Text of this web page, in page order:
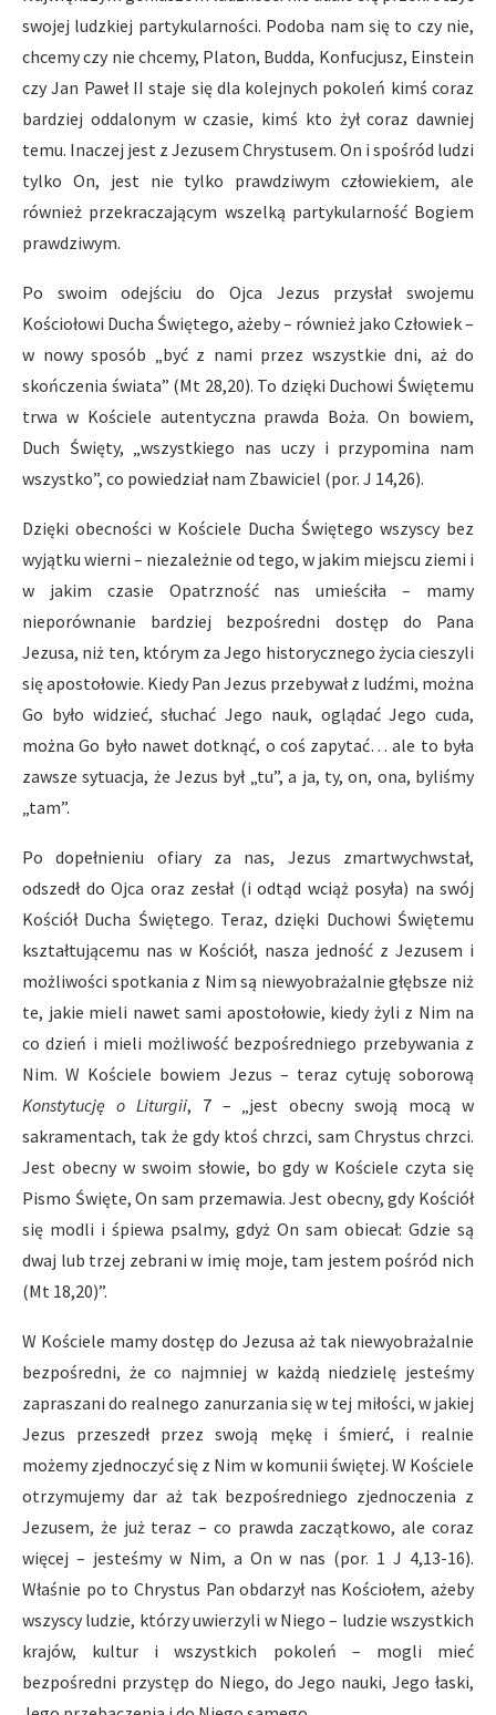
swojej ludzkiej partykularności. Podoba nam się to czy nie,
chcemy czy nie chcemy, Platon, Budda, Konfucjusz, Einstein
czy Jan Paweł II staje się dla kolejnych pokoleń kimś coraz
bardziej oddalonym w czasie, kimś kto żył coraz dawniej
temu. Inaczej jest z Jezusem Chrystusem. On i spośród ludzi
tylko On, jest nie tylko prawdziwym człowiekiem, ale
również przekraczającym wszelką partykularność Bogiem
prawdziwym.
Po swoim odejściu do Ojca Jezus przysłał swojemu
Kościołowi Ducha Świętego, ażeby – również jako Człowiek –
w nowy sposób „być z nami przez wszystkie dni, aż do
skończenia świata” (Mt 28,20). To dzięki Duchowi Świętemu
trwa w Kościele autentyczna prawda Boża. On bowiem,
Duch Święty, „wszystkiego nas uczy i przypomina nam
wszystko”, co powiedział nam Zbawiciel (por. J 14,26).
Dzięki obecności w Kościele Ducha Świętego wszyscy bez
wyjątku wierni – niezależnie od tego, w jakim miejscu ziemi i
w jakim czasie Opatrzność nas umieściła – mamy
nieporównanie bardziej bezpośredni dostęp do Pana
Jezusa, niż ten, którym za Jego historycznego życia cieszyli
się apostołowie. Kiedy Pan Jezus przebywał z ludźmi, można
Go było widzieć, słuchać Jego nauk, oglądać Jego cuda,
można Go było nawet dotknąć, o coś zapytać… ale to była
zawsze sytuacja, że Jezus był „tu”, a ja, ty, on, ona, byliśmy
„tam”.
Po dopełnieniu ofiary za nas, Jezus zmartwychwstał,
odszedł do Ojca oraz zesłał (i odtąd wciąż posyła) na swój
Kościół Ducha Świętego. Teraz, dzięki Duchowi Świętemu
kształtującemu nas w Kościół, nasza jedność z Jezusem i
możliwości spotkania z Nim są niewyobrażalnie głębsze niż
te, jakie mieli nawet sami apostołowie, kiedy żyli z Nim na
co dzień i mieli możliwość bezpośredniego przebywania z
Nim. W Kościele bowiem Jezus – teraz cytuję soborową
Konstytucję o Liturgii, 7 – „jest obecny swoją mocą w
sakramentach, tak że gdy ktoś chrzci, sam Chrystus chrzci.
Jest obecny w swoim słowie, bo gdy w Kościele czyta się
Pismo Święte, On sam przemawia. Jest obecny, gdy Kościół
się modli i śpiewa psalmy, gdyż On sam obiecał: Gdzie są
dwaj lub trzej zebrani w imię moje, tam jestem pośród nich
(Mt 18,20)”.
W Kościele mamy dostęp do Jezusa aż tak niewyobrażalnie
bezpośredni, że co najmniej w każdą niedzielę jesteśmy
zapraszani do realnego zanurzania się w tej miłości, w jakiej
Jezus przeszedł przez swoją mękę i śmierć, i realnie
możemy zjednoczyć się z Nim w komunii świętej. W Kościele
otrzymujemy dar aż tak bezpośredniego zjednoczenia z
Jezusem, że już teraz – co prawda zaczątkowo, ale coraz
więcej – jesteśmy w Nim, a On w nas (por. 1 J 4,13-16).
Właśnie po to Chrystus Pan obdarzył nas Kościołem, ażeby
wszyscy ludzie, którzy uwierzyli w Niego – ludzie wszystkich
krajów, kultur i wszystkich pokoleń – mogli mieć
bezpośredni przystęp do Niego, do Jego nauki, Jego łaski,